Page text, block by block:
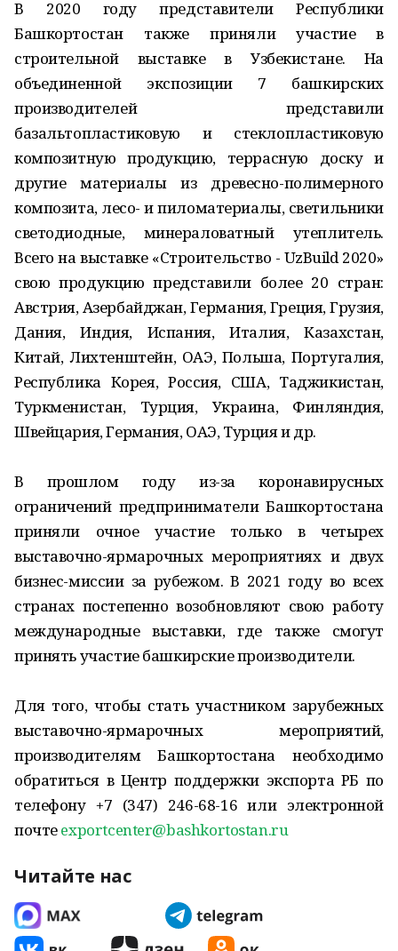
В 2020 году представители Республики
Башкортостан также приняли участие в
строительной выставке в Узбекистане. На
объединенной экспозиции 7 башкирских
производителей представили
базальтопластиковую и стеклопластиковую
композитную продукцию, террасную доску и
другие материалы из древесно-полимерного
композита, лесо- и пиломатериалы, светильники
светодиодные, минераловатный утеплитель.
Всего на выставке «Строительство - UzBuild 2020»
свою продукцию представили более 20 стран:
Австрия, Азербайджан, Германия, Греция, Грузия,
Дания, Индия, Испания, Италия, Казахстан,
Китай, Лихтенштейн, ОАЭ, Польша, Португалия,
Республика Корея, Россия, США, Таджикистан,
Туркменистан, Турция, Украина, Финляндия,
Швейцария, Германия, ОАЭ, Турция и др.
В прошлом году из-за коронавирусных
ограничений предприниматели Башкортостана
приняли очное участие только в четырех
выставочно-ярмарочных мероприятиях и двух
бизнес-миссии за рубежом. В 2021 году во всех
странах постепенно возобновляют свою работу
международные выставки, где также смогут
принять участие башкирские производители.
Для того, чтобы стать участником зарубежных
выставочно-ярмарочных мероприятий,
производителям Башкортостана необходимо
обратиться в Центр поддержки экспорта РБ по
телефону +7 (347) 246-68-16 или электронной
почтеexportcenter@bashkortostan.ru
Читайте нас